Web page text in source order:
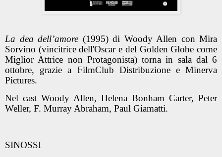
La dea dell’amore (1995) di Woody Allen con Mira
Sorvino (vincitrice dell'Oscar e del Golden Globe come
Miglior Attrice non Protagonista) torna in sala dal 6
ottobre, grazie a FilmClub Distribuzione e Minerva
Pictures.
Nel cast Woody Allen, Helena Bonham Carter, Peter
Weller, F. Murray Abraham, Paul Giamatti.
SINOSSI